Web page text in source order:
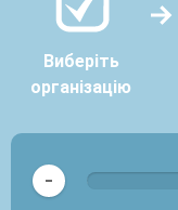
Виберіть
організацію
-